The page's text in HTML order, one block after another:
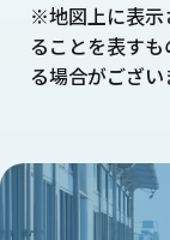
※地図上に表示
ることを表す
る場合がござい